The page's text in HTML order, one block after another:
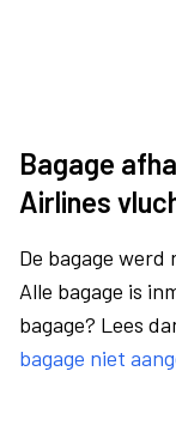
Bagage
Airlines
De bagage
Alle bagage is
bagage? Lees
bagage niet